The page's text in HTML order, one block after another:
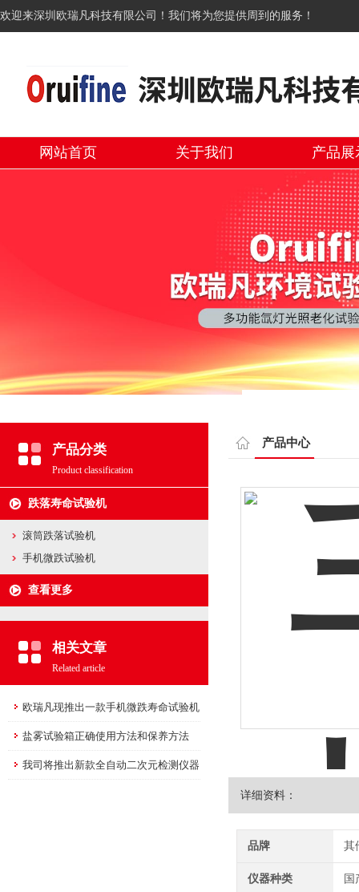
欢迎来深圳欧瑞凡科技有限公司！我们将为您提供周到的服务！
网站首页 关于我们 产品展
产品分类
Product classification
跌落寿命试验机
滚筒跌落试验机
手机微跌试验机
查看更多
相关文章
Related article
欧瑞凡现推出一款手机微跌寿命试验机
盐雾试验箱正确使用方法和保养方法
我司将推出新款全自动二次元检测仪器
产品中心
详细资料：
品牌 其
仪器种类 国